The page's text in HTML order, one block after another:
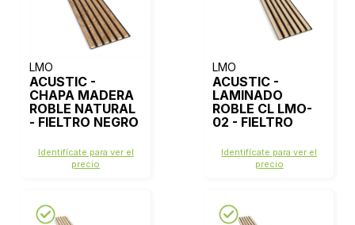
LMO
ACUSTIC -
CHAPA MADERA
ROBLE NATURAL
- FIELTRO NEGRO
Identifícate para ver el
precio
LMO
ACUSTIC -
LAMINADO
ROBLE CL LMO-
02 - FIELTRO
Identifícate para ver el
precio